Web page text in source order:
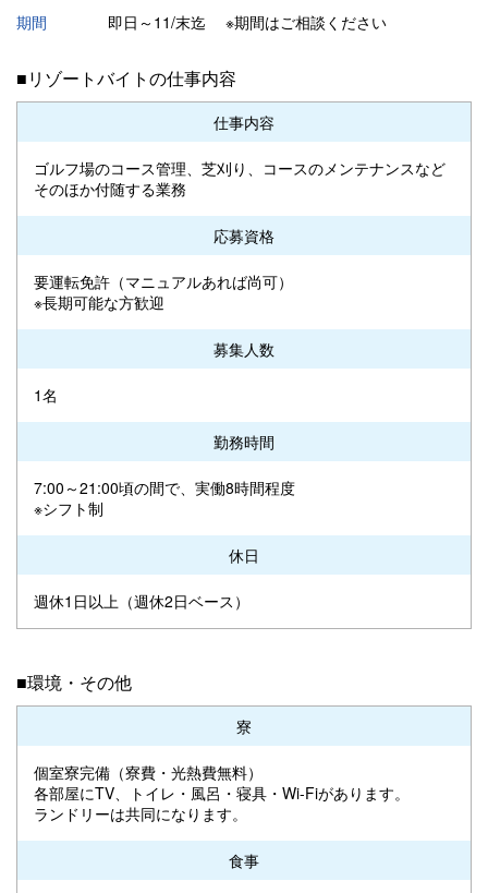
期間
即日～11/末迄 ※期間はご相談ください
■リゾートバイトの仕事内容
仕事内容
ゴルフ場のコース管理、芝刈り、コースのメンテナンスなど
そのほか付随する業務
応募資格
要運転免許（マニュアルあれば尚可）
※長期可能な方歓迎
募集人数
1名
勤務時間
7:00～21:00頃の間で、実働8時間程度
※シフト制
休日
週休1日以上（週休2日ベース）
■環境・その他
寮
個室寮完備（寮費・光熱費無料）
各部屋にTV、トイレ・風呂・寝具・Wi-Fiがあります。
ランドリーは共同になります。
食事